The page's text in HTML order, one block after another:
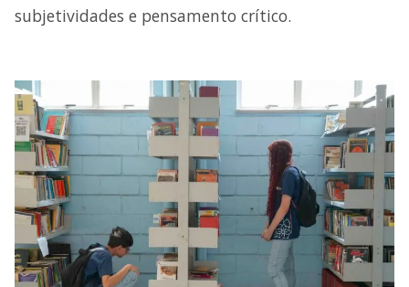
subjetividades e pensamento crítico.